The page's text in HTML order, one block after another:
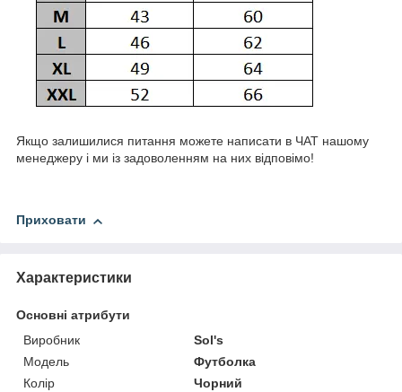
Якщо залишилися питання можете написати в ЧАТ нашому
менеджеру і ми із задоволенням на них відповімо!
Приховати
Характеристики
Основні атрибути
Виробник
Sol's
Модель
Футболка
Колір
Чорний